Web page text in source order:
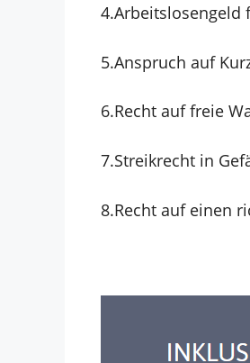
4.Arbeitslosengeld
5.Anspruch auf
6.Recht auf freie
7.Streikrecht in
8.Recht auf einen